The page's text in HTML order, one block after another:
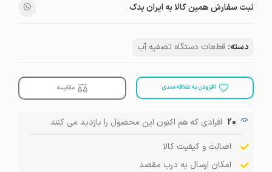
ثبت سفارش همین کالا به ایران یدک
دسته: قطعات دستگاه تصفیه آب
افزودن به علاقه مندی مقایسه
20 افرادی که هم اکنون این محصول را بازدید می کنند
اصالت و کیفیت کالا
امکان ارسال به درب مقصد